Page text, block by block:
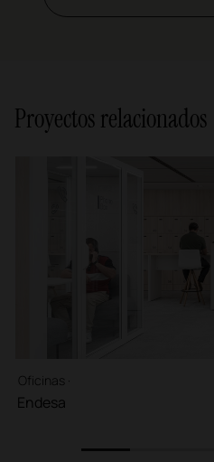
Proyectos relacionados
Oficinas ·
Endesa